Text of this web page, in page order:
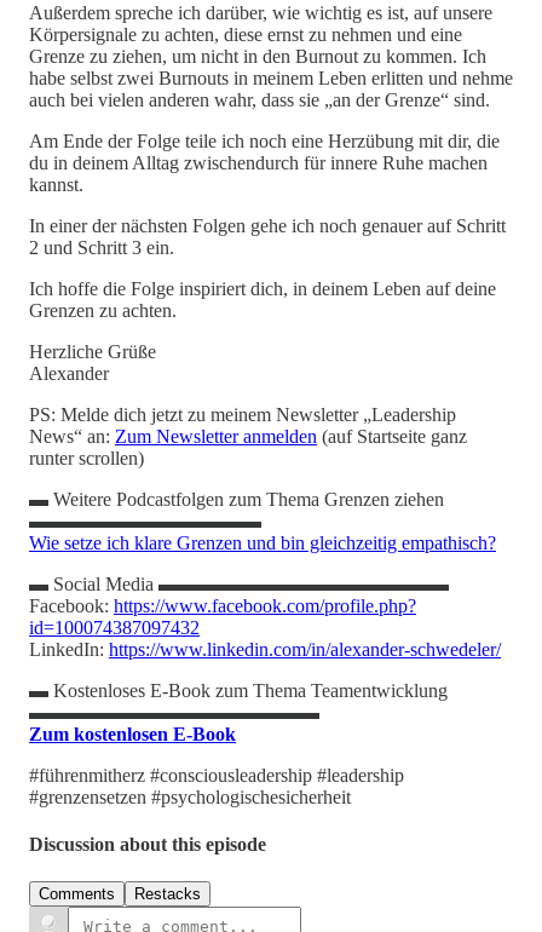
Außerdem spreche ich darüber, wie wichtig es ist, auf unsere
Körpersignale zu achten, diese ernst zu nehmen und eine
Grenze zu ziehen, um nicht in den Burnout zu kommen. Ich
habe selbst zwei Burnouts in meinem Leben erlitten und nehme
auch bei vielen anderen wahr, dass sie „an der Grenze“ sind.
Am Ende der Folge teile ich noch eine Herzübung mit dir, die
du in deinem Alltag zwischendurch für innere Ruhe machen
kannst.
In einer der nächsten Folgen gehe ich noch genauer auf Schritt
2 und Schritt 3 ein.
Ich hoffe die Folge inspiriert dich, in deinem Leben auf deine
Grenzen zu achten.
Herzliche Grüße
Alexander
PS: Melde dich jetzt zu meinem Newsletter „Leadership
News“ an: Zum Newsletter anmelden (auf Startseite ganz
runter scrollen)
▬ Weitere Podcastfolgen zum Thema Grenzen ziehen
▬▬▬▬▬▬▬▬▬▬▬▬
Wie setze ich klare Grenzen und bin gleichzeitig empathisch?
▬ Social Media ▬▬▬▬▬▬▬▬▬▬▬▬▬▬▬
Facebook: https://www.facebook.com/profile.php?
id=100074387097432
LinkedIn: https://www.linkedin.com/in/alexander-schwedeler/
▬ Kostenloses E-Book zum Thema Teamentwicklung
▬▬▬▬▬▬▬▬▬▬▬▬▬▬▬
Zum kostenlosen E-Book
#führenmitherz #consciousleadership #leadership
#grenzensetzen #psychologischesicherheit
Discussion about this episode
Comments Restacks